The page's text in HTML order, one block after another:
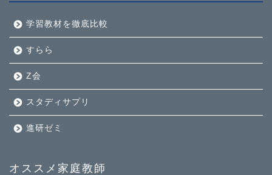
学習教材を徹底比較
すらら
Z会
スタディサプリ
進研ゼミ
オススメ家庭教師